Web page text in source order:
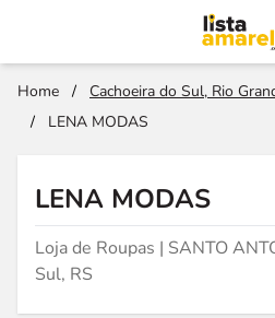
Home / Cachoeira do Sul, Rio
/
LENA MODAS
LENA MODAS
Loja de Roupas | SANTO
Sul, RS